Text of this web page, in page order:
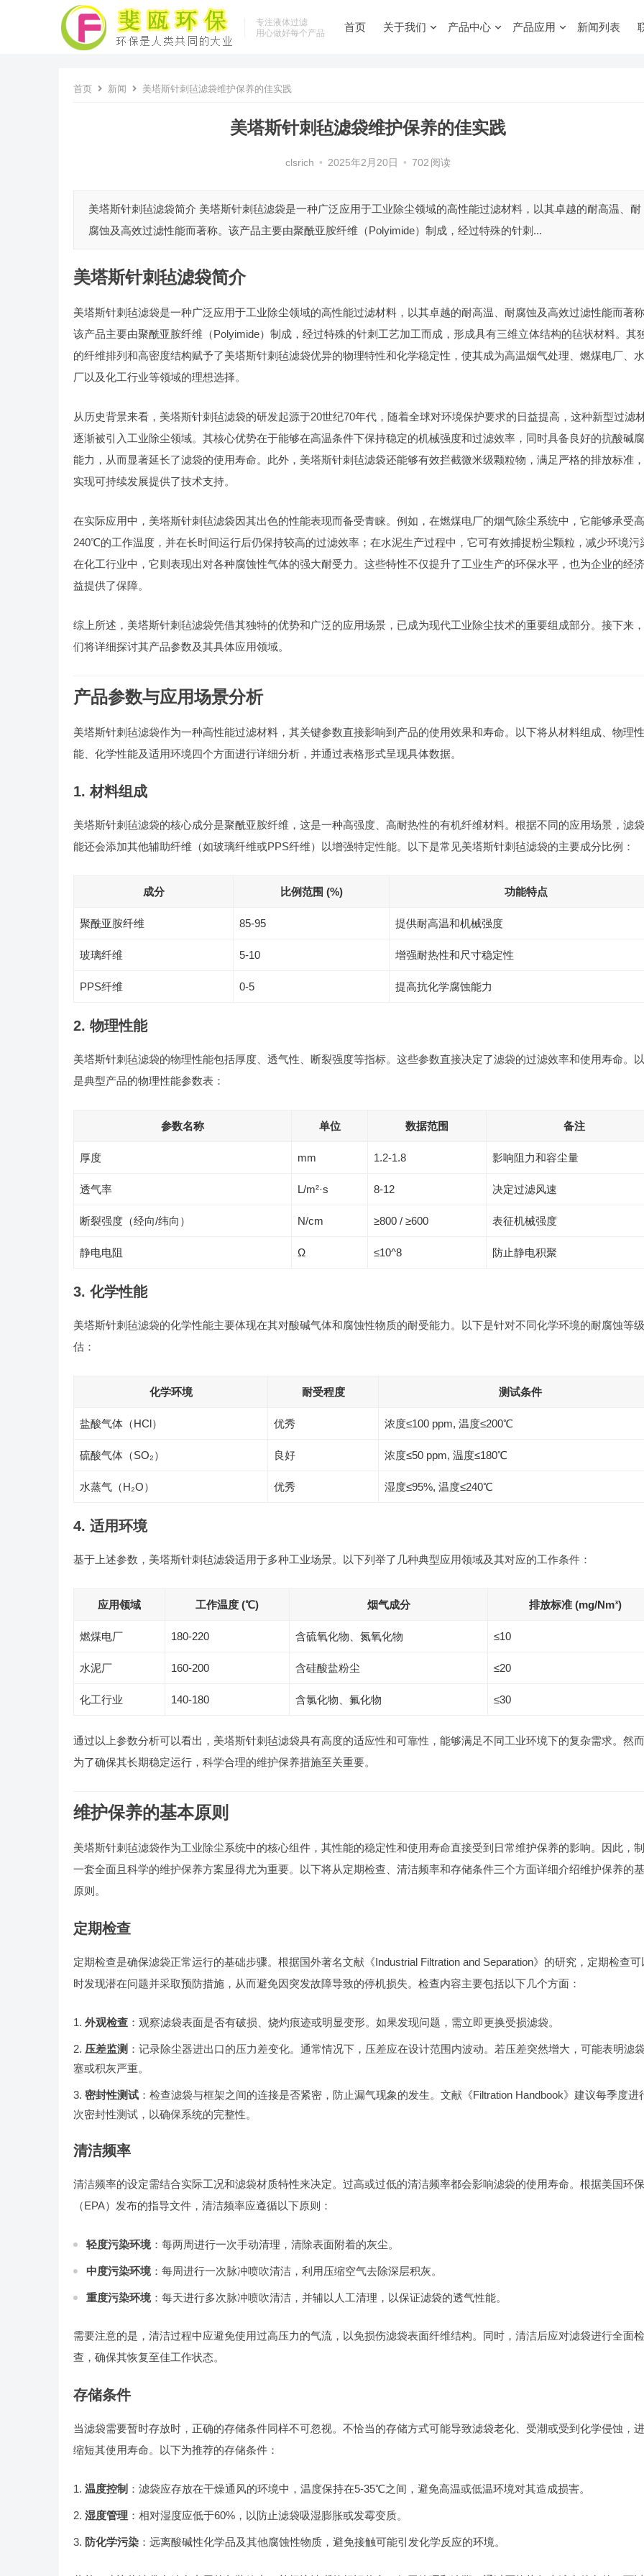
专注液体过滤
用心做好每个产品
首页 关于我们 产品中心 产品应用 新闻列表
首页 新闻 美塔斯针刺毡滤袋维护保养的佳实践
美塔斯针刺毡滤袋维护保养的佳实践
clsrich • 2025年2月20日 • 702 阅读
美塔斯针刺毡滤袋简介 美塔斯针刺毡滤袋是一种广泛应用于工业除尘领域的高性能过滤材料，以其卓越的耐高温、耐
腐蚀及高效过滤性能而著称。该产品主要由聚酰亚胺纤维（Polyimide）制成，经过特殊的针刺...
美塔斯针刺毡滤袋简介
美塔斯针刺毡滤袋是一种广泛应用于工业除尘领域的高性能过滤材料，以其卓越的耐高温、耐腐蚀及高效过滤性能而著
该产品主要由聚酰亚胺纤维（Polyimide）制成，经过特殊的针刺工艺加工而成，形成具有三维立体结构的毡状材料。其
的纤维排列和高密度结构赋予了美塔斯针刺毡滤袋优异的物理特性和化学稳定性，使其成为高温烟气处理、燃煤电厂、
厂以及化工行业等领域的理想选择。
从历史背景来看，美塔斯针刺毡滤袋的研发起源于20世纪70年代，随着全球对环境保护要求的日益提高，这种新型过滤
逐渐被引入工业除尘领域。其核心优势在于能够在高温条件下保持稳定的机械强度和过滤效率，同时具备良好的抗酸碱
能力，从而显著延长了滤袋的使用寿命。此外，美塔斯针刺毡滤袋还能够有效拦截微米级颗粒物，满足严格的排放标准
实现可持续发展提供了技术支持。
在实际应用中，美塔斯针刺毡滤袋因其出色的性能表现而备受青睐。例如，在燃煤电厂的烟气除尘系统中，它能够承受
240℃的工作温度，并在长时间运行后仍保持较高的过滤效率；在水泥生产过程中，它可有效捕捉粉尘颗粒，减少环境污
在化工行业中，它则表现出对各种腐蚀性气体的强大耐受力。这些特性不仅提升了工业生产的环保水平，也为企业的经
益提供了保障。
综上所述，美塔斯针刺毡滤袋凭借其独特的优势和广泛的应用场景，已成为现代工业除尘技术的重要组成部分。接下来
们将详细探讨其产品参数及其具体应用领域。
产品参数与应用场景分析
美塔斯针刺毡滤袋作为一种高性能过滤材料，其关键参数直接影响到产品的使用效果和寿命。以下将从材料组成、物理性
能、化学性能及适用环境四个方面进行详细分析，并通过表格形式呈现具体数据。
1. 材料组成
美塔斯针刺毡滤袋的核心成分是聚酰亚胺纤维，这是一种高强度、高耐热性的有机纤维材料。根据不同的应用场景，滤
能还会添加其他辅助纤维（如玻璃纤维或PPS纤维）以增强特定性能。以下是常见美塔斯针刺毡滤袋的主要成分比例：
成分 比例范围 (%) 功能特点
聚酰亚胺纤维 85-95 提供耐高温和机械强度
玻璃纤维 5-10 增强耐热性和尺寸稳定性
PPS纤维 0-5 提高抗化学腐蚀能力
2. 物理性能
美塔斯针刺毡滤袋的物理性能包括厚度、透气性、断裂强度等指标。这些参数直接决定了滤袋的过滤效率和使用寿命。
是典型产品的物理性能参数表：
参数名称 单位 数据范围 备注
厚度 mm 1.2-1.8 影响阻力和容尘量
透气率 L/m²·s 8-12 决定过滤风速
断裂强度（经向/纬向） N/cm ≥800 / ≥600 表征机械强度
静电电阻 Ω ≤10^8 防止静电积聚
3. 化学性能
美塔斯针刺毡滤袋的化学性能主要体现在其对酸碱气体和腐蚀性物质的耐受能力。以下是针对不同化学环境的耐腐蚀等
估：
化学环境 耐受程度 测试条件
盐酸气体（HCl） 优秀 浓度≤100 ppm, 温度≤200℃
硫酸气体（SO₂） 良好 浓度≤50 ppm, 温度≤180℃
水蒸气（H₂O） 优秀 湿度≤95%, 温度≤240℃
4. 适用环境
基于上述参数，美塔斯针刺毡滤袋适用于多种工业场景。以下列举了几种典型应用领域及其对应的工作条件：
应用领域 工作温度 (℃) 烟气成分 排放标准 (mg/Nm³)
燃煤电厂 180-220 含硫氧化物、氮氧化物 ≤10
水泥厂 160-200 含硅酸盐粉尘 ≤20
化工行业 140-180 含氯化物、氟化物 ≤30
通过以上参数分析可以看出，美塔斯针刺毡滤袋具有高度的适应性和可靠性，能够满足不同工业环境下的复杂需求。然
为了确保其长期稳定运行，科学合理的维护保养措施至关重要。
维护保养的基本原则
美塔斯针刺毡滤袋作为工业除尘系统中的核心组件，其性能的稳定性和使用寿命直接受到日常维护保养的影响。因此，
一套全面且科学的维护保养方案显得尤为重要。以下将从定期检查、清洁频率和存储条件三个方面详细介绍维护保养的
原则。
定期检查
定期检查是确保滤袋正常运行的基础步骤。根据国外著名文献《Industrial Filtration and Separation》的研究，定期检查可
时发现潜在问题并采取预防措施，从而避免因突发故障导致的停机损失。检查内容主要包括以下几个方面：
外观检查 ：观察滤袋表面是否有破损、烧灼痕迹或明显变形。如果发现问题，需立即更换受损滤袋。
压差监测 ：记录除尘器进出口的压力差变化。通常情况下，压差应在设计范围内波动。若压差突然增大，可能表明滤
塞或积灰严重。
密封性测试 ：检查滤袋与框架之间的连接是否紧密，防止漏气现象的发生。文献《Filtration Handbook》建议每季度进
次密封性测试，以确保系统的完整性。
清洁频率
清洁频率的设定需结合实际工况和滤袋材质特性来决定。过高或过低的清洁频率都会影响滤袋的使用寿命。根据美国环
（EPA）发布的指导文件，清洁频率应遵循以下原则：
轻度污染环境：每两周进行一次手动清理，清除表面附着的灰尘。
中度污染环境：每周进行一次脉冲喷吹清洁，利用压缩空气去除深层积灰。
重度污染环境：每天进行多次脉冲喷吹清洁，并辅以人工清理，以保证滤袋的透气性能。
需要注意的是，清洁过程中应避免使用过高压力的气流，以免损伤滤袋表面纤维结构。同时，清洁后应对滤袋进行全面检
查，确保其恢复至佳工作状态。
存储条件
当滤袋需要暂时存放时，正确的存储条件同样不可忽视。不恰当的存储方式可能导致滤袋老化、受潮或受到化学侵蚀，
缩短其使用寿命。以下为推荐的存储条件：
温度控制 ：滤袋应存放在干燥通风的环境中，温度保持在5-35℃之间，避免高温或低温环境对其造成损害。
湿度管理 ：相对湿度应低于60%，以防止滤袋吸湿膨胀或发霉变质。
防化学污染 ：远离酸碱性化学品及其他腐蚀性物质，避免接触可能引发化学反应的环境。